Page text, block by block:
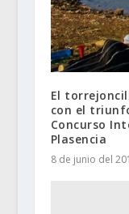
El
con el
Concurso
Plasencia
8 de junio del